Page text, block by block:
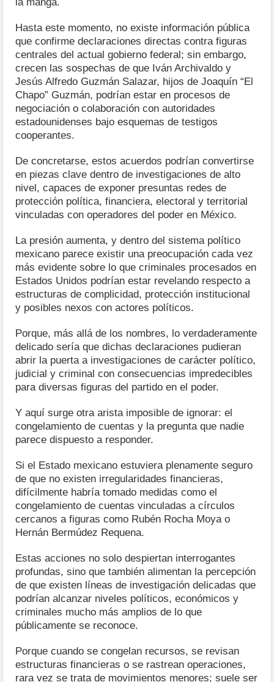
Hasta este momento, no existe información pública
que confirme declaraciones directas contra figuras
centrales del actual gobierno federal; sin embargo,
crecen las sospechas de que Iván Archivaldo y
Jesús Alfredo Guzmán Salazar, hijos de Joaquín “El
Chapo” Guzmán, podrían estar en procesos de
negociación o colaboración con autoridades
estadounidenses bajo esquemas de testigos
cooperantes.
De concretarse, estos acuerdos podrían convertirse
en piezas clave dentro de investigaciones de alto
nivel, capaces de exponer presuntas redes de
protección política, financiera, electoral y territorial
vinculadas con operadores del poder en México.
La presión aumenta, y dentro del sistema político
mexicano parece existir una preocupación cada vez
más evidente sobre lo que criminales procesados en
Estados Unidos podrían estar revelando respecto a
estructuras de complicidad, protección institucional
y posibles nexos con actores políticos.
Porque, más allá de los nombres, lo verdaderamente
delicado sería que dichas declaraciones pudieran
abrir la puerta a investigaciones de carácter político,
judicial y criminal con consecuencias impredecibles
para diversas figuras del partido en el poder.
Y aquí surge otra arista imposible de ignorar: el
congelamiento de cuentas y la pregunta que nadie
parece dispuesto a responder.
Si el Estado mexicano estuviera plenamente seguro
de que no existen irregularidades financieras,
difícilmente habría tomado medidas como el
congelamiento de cuentas vinculadas a círculos
cercanos a figuras como Rubén Rocha Moya o
Hernán Bermúdez Requena.
Estas acciones no solo despiertan interrogantes
profundas, sino que también alimentan la percepción
de que existen líneas de investigación delicadas que
podrían alcanzar niveles políticos, económicos y
criminales mucho más amplios de lo que
públicamente se reconoce.
Porque cuando se congelan recursos, se revisan
estructuras financieras o se rastrean operaciones,
rara vez se trata de movimientos menores; suele ser